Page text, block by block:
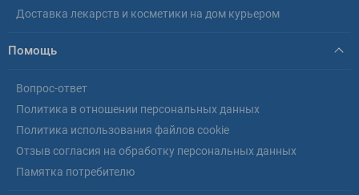
Доставка лекарств и косметики на дом курьером
Помощь
Вопрос-ответ
Политика в отношении персональных данных
Политика использования файлов cookie
Отзыв согласия на обработку персональных данных
Памятка потребителю